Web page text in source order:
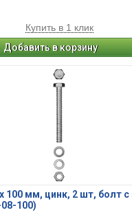
Купить в 1 клик
Добавить в корзину
100 мм, цинк, 2 шт, болт с
100)